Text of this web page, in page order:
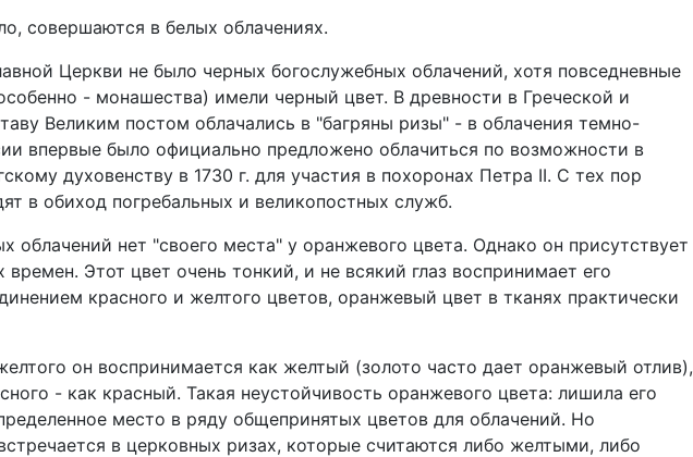
совершаются в белых облачениях.
Церкви не было черных богослужебных облачений, хотя повседневные
- монашества) имели черный цвет. В древности в Греческой и
Великим постом облачались в "багряны ризы" - в облачения темно-
впервые было официально предложено облачиться по возможности в
духовенству в 1730 г. для участия в похоронах Петра II. С тех пор
в обиход погребальных и великопостных служб.
облачений нет "своего места" у оранжевого цвета. Однако он присутствует
Этот цвет очень тонкий, и не всякий глаз воспринимает его
красного и желтого цветов, оранжевый цвет в тканях практически
он воспринимается как желтый (золото часто дает оранжевый отлив),
- как красный. Такая неустойчивость оранжевого цвета: лишила его
место в ряду общепринятых цветов для облачений. Но
в церковных ризах, которые считаются либо желтыми, либо